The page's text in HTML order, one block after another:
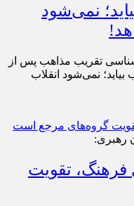
نمی‌شود
تقریب مذاهب پس از
بیاید؛ نمی‌شود انقلاب
رهبری:
فرهنگ، تقویت